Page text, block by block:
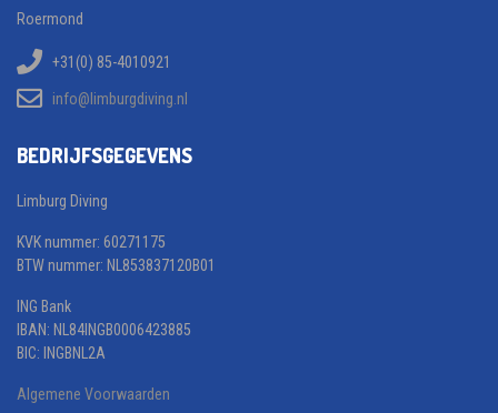
Roermond
+31(0) 85-4010921
info@limburgdiving.nl
BEDRIJFSGEGEVENS
Limburg Diving
KVK nummer: 60271175
BTW nummer: NL853837120B01
ING Bank
IBAN: NL84INGB0006423885
BIC: INGBNL2A
Algemene Voorwaarden